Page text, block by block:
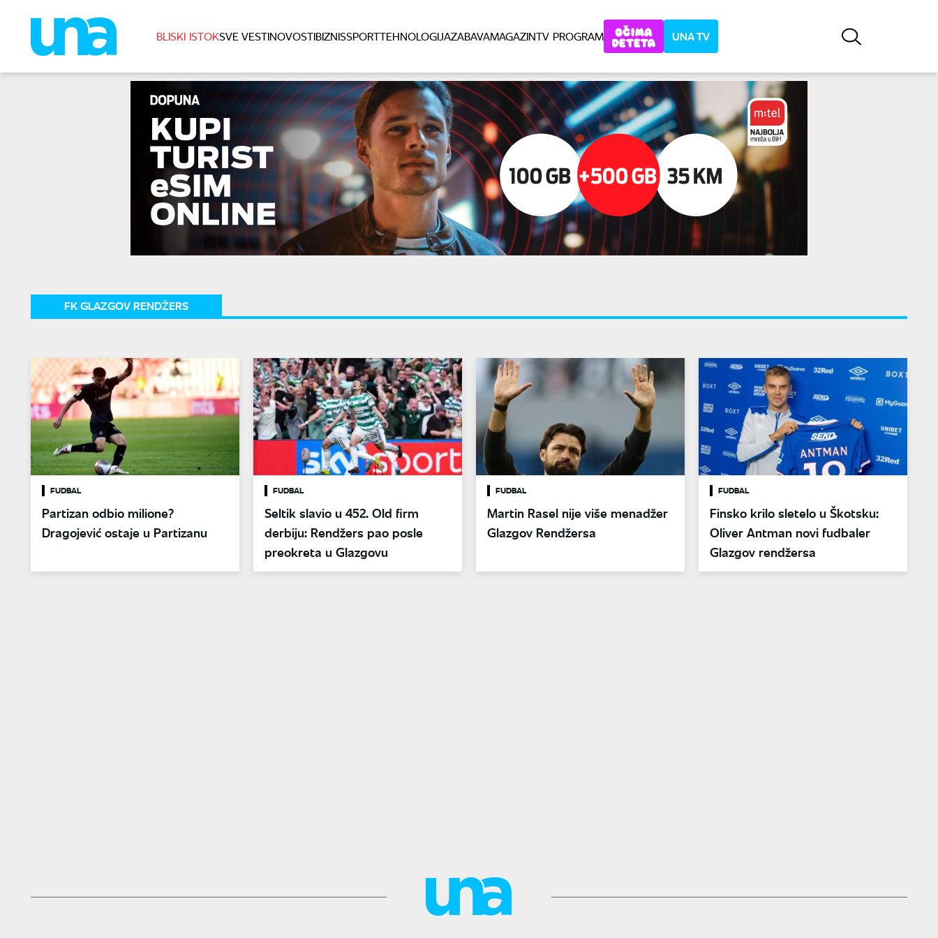
BLISKI ISTOKSVE VESTINOVOSTIBIZNISSPORTTEHNOLOGIJAZABAVAMAGAZINTV PROGRAM UNA TV
FK GLAZGOV RENDŽERS
FUDBAL
Partizan odbio milione?
Dragojević ostaje u Partizanu
FUDBAL
Seltik slavio u 452. Old firm
derbiju: Rendžers pao posle
preokreta u Glazgovu
FUDBAL
Martin Rasel nije više menadžer
Glazgov Rendžersa
FUDBAL
Finsko krilo sletelo u Škotsku:
Oliver Antman novi fudbaler
Glazgov rendžersa